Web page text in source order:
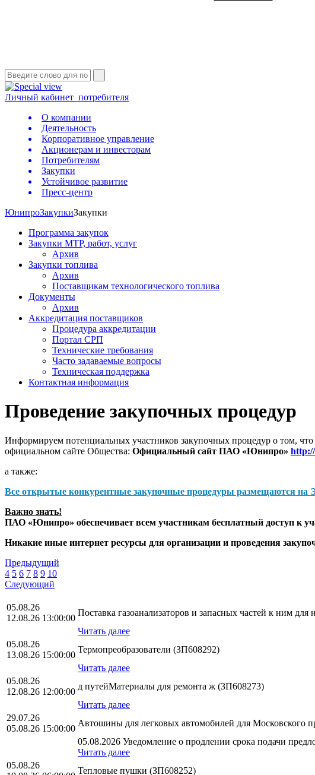
Личный кабинет потребителя
О компании
Деятельность
Корпоративное управление
Акционерам и инвесторам
Потребителям
Закупки
Устойчивое развитие
Пресс-центр
ЮнипроЗакупкиЗакупки
Программа закупок
Закупки МТР, работ, услуг
Архив
Закупки топлива
Архив
Поставщикам технологического топлива
Документы
Архив
Аккредитация поставщиков
Процедура аккредитации
Портал СРП
Технические требования
Часто задаваемые вопросы
Техническая поддержка
Контактная информация
Проведение закупочных процедур
Информируем потенциальных участников закупочных процедур о том,
официальном сайте Общества: Официальный сайт ПАО «Юнипро»
а также:
Все открытые конкурентные закупочные процедуры размещаются на
Важно знать!
ПАО «Юнипро» обеспечивает всем участникам бесплатный доступ к
Никакие иные интернет ресурсы для организации и проведения
Предыдущий
4 5 6 7 8 9 10
Следующий
05.08.26
12.08.26 13:00:00
Поставка газоанализаторов и запасных частей к
Читать далее
05.08.26
13.08.26 15:00:00
Термопреобразователи (ЗП608292)
Читать далее
05.08.26
12.08.26 12:00:00
д путейМатериалы для ремонта ж (ЗП608273)
Читать далее
29.07.26
05.08.26 15:00:00
Автошины для легковых автомобилей для Московского
05.08.2026 Уведомление о продлении срока подачи
Читать далее
05.08.26
Тепловые пушки (ЗП608252)